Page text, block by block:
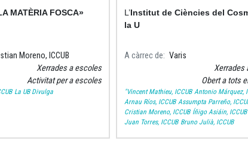
MATÈRIA FOSCA»
Moreno, ICCUB
Xerrades a escoles
Activitat per a escoles
La UB Divulga
L’Institut de Ciències del
la U
A càrrec de
Varis
Xerrades
Obert a tots
"Vincent Mathieu, ICCUB Antonio Márquez,
Arnau Ríos, ICCUB Assumpta Parreño,
Cristian Moreno, ICCUB Íñigo Asiáin, ICCUB
Juan Torres, ICCUB Bruno Julià, ICCUB